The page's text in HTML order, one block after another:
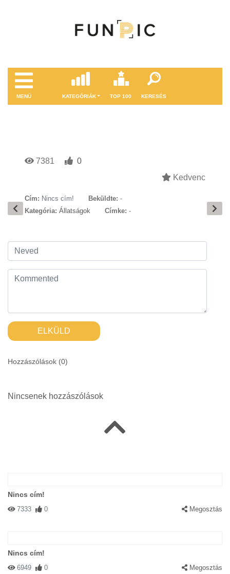
MENÜ KATEGÓRIÁK TOP 100 KERESÉS
7381
0
Kedvenc
Cím: Nincs cím! Beküldte: -
Kategória: Állatságok Címke: -
ELKÜLD
Hozzászólások (0)
Nincsenek hozzászólások
Nincs cím!
7333 0 Megosztás
Nincs cím!
6949 0 Megosztás